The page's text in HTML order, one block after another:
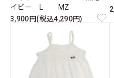
イビー L MZ
3,900円(税込4,290円)